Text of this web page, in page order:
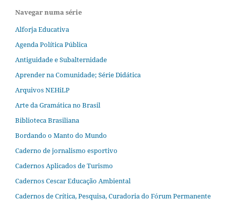
Navegar numa série
Alforja Educativa
Agenda Política Pública
Antiguidade e Subalternidade
Aprender na Comunidade; Série Didática
Arquivos NEHiLP
Arte da Gramática no Brasil
Biblioteca Brasiliana
Bordando o Manto do Mundo
Caderno de jornalismo esportivo
Cadernos Aplicados de Turismo
Cadernos Cescar Educação Ambiental
Cadernos de Crítica, Pesquisa, Curadoria do Fórum Permanente